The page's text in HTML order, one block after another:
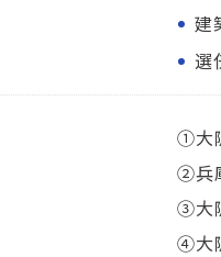
建
選
①大
②兵
③大
④大